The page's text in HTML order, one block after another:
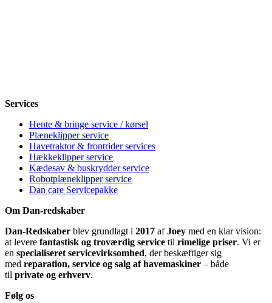
Services
Hente & bringe service / kørsel
Plæneklipper service
Havetraktor & frontrider services
Hækkeklipper service
Kædesav & buskrydder service
Robotplæneklipper service
Dan care Servicepakke
Om Dan-redskaber
Dan-Redskaber blev grundlagt i 2017 afJoey med en klar vision:
at levere fantastisk og troværdig service til rimelige priser. Vi er
en specialiseret servicevirksomhed, der beskæftiger sig
med reparation, service og salg af havemaskiner – både
til private og erhverv.
Følg os